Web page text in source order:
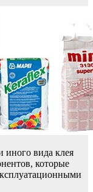
иного вида клея
которые